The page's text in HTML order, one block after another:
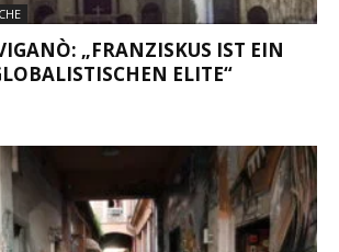
„FRANZISKUS IST EIN
ELITE“